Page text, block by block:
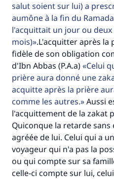
salut soient sur lui) a
aumône à la fin du
l'acquittait un jour ou deux
mois) .L'acquitter après la
fidèle de son obligation
d'Ibn Abbas (P.A.a) Celui
prière aura donné une
acquitte après la prière
comme les autres. Aussi
l'acquittement de la zakat
Quiconque la retarde sans
agréée de lui. Celui qui a
voyageur qui n'a pas la
ou qui compte sur sa
celle-ci compte sur lui,